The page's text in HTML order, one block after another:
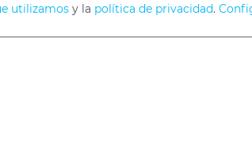
utilizamos y la política de privacidad.